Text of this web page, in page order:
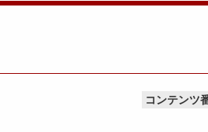
コンテンツ